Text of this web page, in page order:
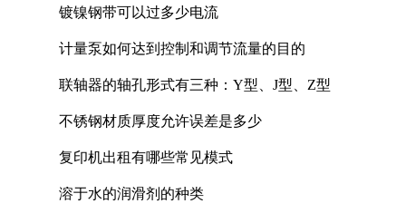
镀镍钢带可以过多少电流
计量泵如何达到控制和调节流量的目的
联轴器的轴孔形式有三种：Y型、J型、Z型
不锈钢材质厚度允许误差是多少
复印机出租有哪些常见模式
溶于水的润滑剂的种类